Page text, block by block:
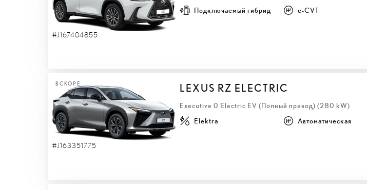
#J167404855
Подключаемый гибрид e-CVT
ВСКОРЕ
#J163351775
LEXUS RZ ELECTRIC
Executive 0 Electric EV (Полный привод) (280 kW)
Elektra Автоматическая